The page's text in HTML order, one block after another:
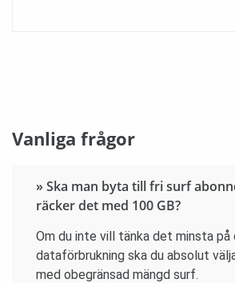
Vanliga frågor
» Ska man byta till fri surf
räcker det med 100 GB?
Om du inte vill tänka det minsta på
dataförbrukning ska du absolut
med obegränsad mängd surf.